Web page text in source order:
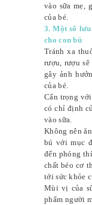
vào sữa mẹ,
của bé.
3. Một số
cho con bú
Tránh xa
rượu, rượu
gây ảnh
của bé.
Cẩn trọng
có chỉ định
vào sữa.
Không nên
bú với mục
đến phóng
chất béo cơ
tới sức khỏe
Mùi vị của
phẩm người